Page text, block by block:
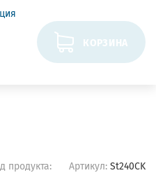
КОРЗИНА
продукта: Артикул: St240CK